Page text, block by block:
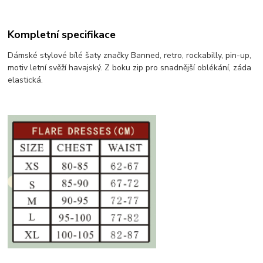
Kompletní specifikace
Dámské stylové bílé šaty značky Banned, retro, rockabilly, pin-up,
motiv letní svěží havajský. Z boku zip pro snadnější oblékání, záda
elastická.